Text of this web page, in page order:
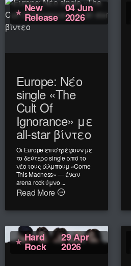
New
Release
04 Jun
2026
Europe: Νέο
single «The
Cult Of
Ignorance» με
all-star βίντεο
Οι Europe επιστρέφουν με
το δεύτερο single από το
νέο τους άλμπουμ «Come
This Madness» — έναν
arena rock ύμνο ...
Read More
Hard
Rock
29 Apr
2026